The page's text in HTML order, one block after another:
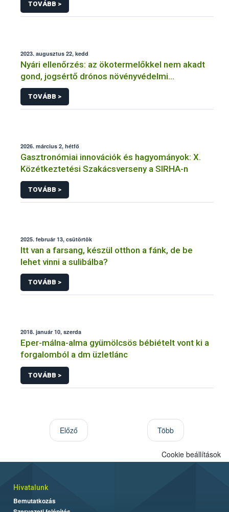
TOVÁBB >
2023. augusztus 22, kedd
Nyári ellenőrzés: az ökotermelőkkel nem akadt
gond, jogsértő drónos növényvédelmi
szolgáltatókat azonban „tetten ért” a hatóság
TOVÁBB >
2026. március 2, hétfő
Gasztronómiai innovációk és hagyományok: X.
Közétkeztetési Szakácsverseny a SIRHA-n
TOVÁBB >
2025. február 13, csütörtök
Itt van a farsang, készül otthon a fánk, de be
lehet vinni a sulibálba?
TOVÁBB >
2018. január 10, szerda
Eper-málna-alma gyümölcsös bébiételt vont ki a
forgalomból a dm üzletlánc
TOVÁBB >
Előző Több
Cookie beállítások
Hivatalunk
Bemutatkozás